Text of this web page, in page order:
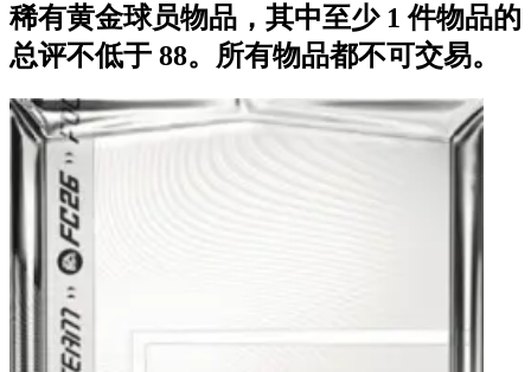
稀有黄金球员物品，其中至少 1 件物品的
总评不低于 88。所有物品都不可交易。